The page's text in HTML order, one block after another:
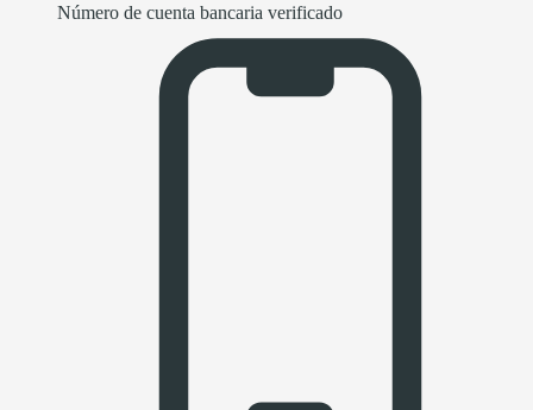
Número de cuenta bancaria verificado